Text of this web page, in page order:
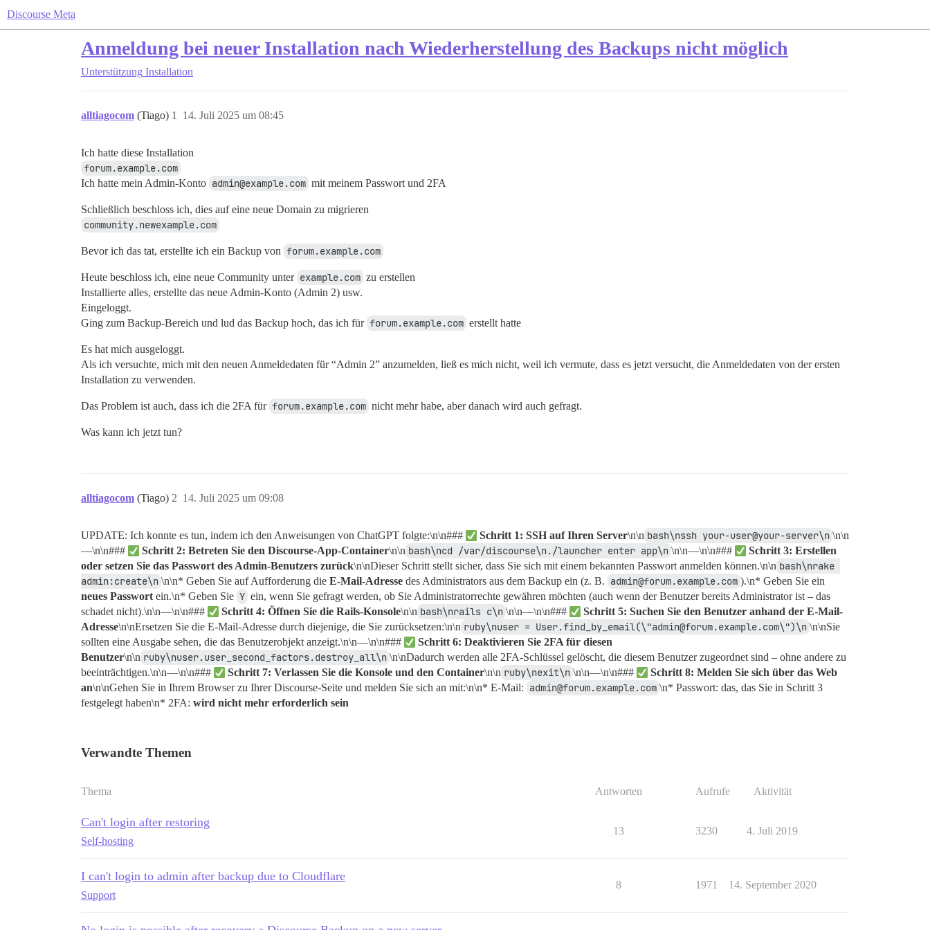
Discourse Meta
Anmeldung bei neuer Installation nach Wiederherstellung des Backups nicht möglich
Unterstützung Installation
alltiagocom (Tiago) 14. Juli 2025 um 08:45
1
Ich hatte diese Installation
forum.example.com
Ich hatte mein Admin-Konto admin@example.com mit meinem Passwort und 2FA
Schließlich beschloss ich, dies auf eine neue Domain zu migrieren
community.newexample.com
Bevor ich das tat, erstellte ich ein Backup von forum.example.com
Heute beschloss ich, eine neue Community unter example.com zu erstellen
Installierte alles, erstellte das neue Admin-Konto (Admin 2) usw.
Eingeloggt.
Ging zum Backup-Bereich und lud das Backup hoch, das ich für forum.example.com erstellt hatte
Es hat mich ausgeloggt.
Als ich versuchte, mich mit den neuen Anmeldedaten für “Admin 2” anzumelden, ließ es mich nicht, weil ich vermute, dass es jetzt versucht, die Anmeldedaten von der ersten
Installation zu verwenden.
Das Problem ist auch, dass ich die 2FA für forum.example.com nicht mehr habe, aber danach wird auch gefragt.
Was kann ich jetzt tun?
alltiagocom (Tiago) 14. Juli 2025 um 09:08
2
UPDATE: Ich konnte es tun, indem ich den Anweisungen von ChatGPT folgte:\n\n### Schritt 1: SSH auf Ihren Server\n\n bash\nssh your-user@your-server\n \n\n
—\n\n###
Schritt 2: Betreten Sie den Discourse-App-Container\n\n bash\ncd /var/discourse\n./launcher enter app\n \n\n—\n\n###
Schritt 3: Erstellen
oder setzen Sie das Passwort des Admin-Benutzers zurück\n\nDieser Schritt stellt sicher, dass Sie sich mit einem bekannten Passwort anmelden können.\n\n bash\nrake
admin:create\n \n\n* Geben Sie auf Aufforderung die E-Mail-Adresse des Administrators aus dem Backup ein (z. B. admin@forum.example.com ).\n* Geben Sie ein
neues Passwort ein.\n* Geben Sie Y ein, wenn Sie gefragt werden, ob Sie Administratorrechte gewähren möchten (auch wenn der Benutzer bereits Administrator ist – das
schadet nicht).\n\n—\n\n###
Schritt 4: Öffnen Sie die Rails-Konsole\n\n bash\nrails c\n \n\n—\n\n###
Schritt 5: Suchen Sie den Benutzer anhand der E-Mail-
Adresse\n\nErsetzen Sie die E-Mail-Adresse durch diejenige, die Sie zurücksetzen:\n\n ruby\nuser = User.find_by_email(\"admin@forum.example.com\")\n \n\nSie
sollten eine Ausgabe sehen, die das Benutzerobjekt anzeigt.\n\n—\n\n###
Schritt 6: Deaktivieren Sie 2FA für diesen
Benutzer\n\n ruby\nuser.user_second_factors.destroy_all\n \n\nDadurch werden alle 2FA-Schlüssel gelöscht, die diesem Benutzer zugeordnet sind – ohne andere zu
beeinträchtigen.\n\n—\n\n###
Schritt 7: Verlassen Sie die Konsole und den Container\n\n ruby\nexit\n \n\n—\n\n###
Schritt 8: Melden Sie sich über das Web
an\n\nGehen Sie in Ihrem Browser zu Ihrer Discourse-Seite und melden Sie sich an mit:\n\n* E-Mail: admin@forum.example.com \n* Passwort: das, das Sie in Schritt 3
festgelegt haben\n* 2FA: wird nicht mehr erforderlich sein
Verwandte Themen
Thema Antworten Aufrufe Aktivität
Can't login after restoring
Self-hosting
13 3230 4. Juli 2019
I can't login to admin after backup due to Cloudflare
Support
8 1971 14. September 2020